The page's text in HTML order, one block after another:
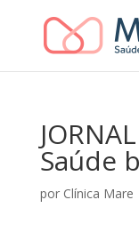
Saúde
por Clínica Mare